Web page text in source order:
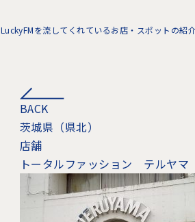
LuckyFMを流してくれているお店・スポットの紹
BACK
茨城県（県北）
店舗
トータルファッション テルヤマ